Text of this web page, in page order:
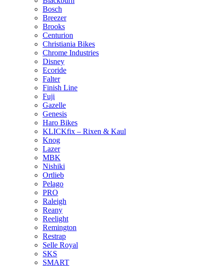
Bosch
Breezer
Brooks
Centurion
Christiania Bikes
Chrome Industries
Disney
Ecoride
Falter
Finish Line
Fuji
Gazelle
Genesis
Haro Bikes
KLICKfix – Rixen & Kaul
Knog
Lazer
MBK
Nishiki
Ortlieb
Pelago
PRO
Raleigh
Reany
Reelight
Remington
Restrap
Selle Royal
SKS
SMART